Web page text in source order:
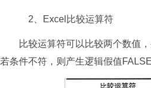
2、Excel比较运算符
比较运算符可以比较两个数值
若条件不符，则产生逻辑假值